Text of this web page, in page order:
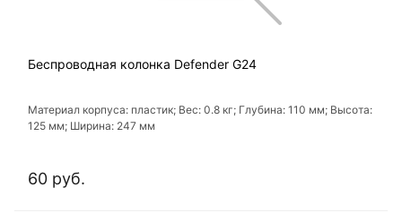
Беспроводная колонка Defender G24
Материал корпуса: пластик; Вес: 0.8 кг; Глубина: 110 мм; Высота:
125 мм; Ширина: 247 мм
60 руб.